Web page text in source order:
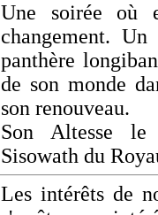
Une soirée où
changement.
panthère
de son monde
son renouveau.
Son Altesse le
Sisowath du
Les intérêts de